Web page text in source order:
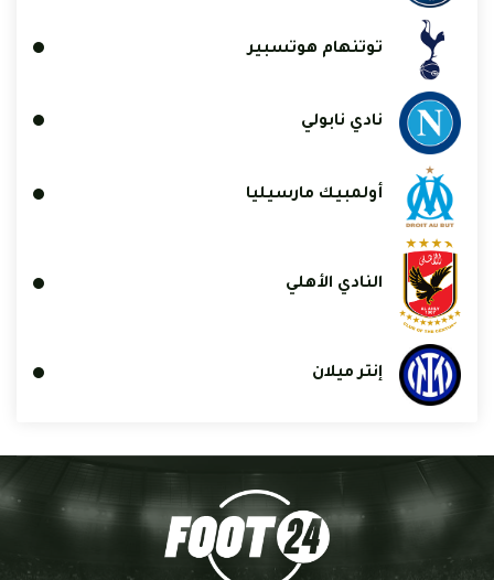
توتنهام هوتسبير
نادي نابولي
أولمبيك مارسيليا
النادي الأهلي
إنتر ميلان